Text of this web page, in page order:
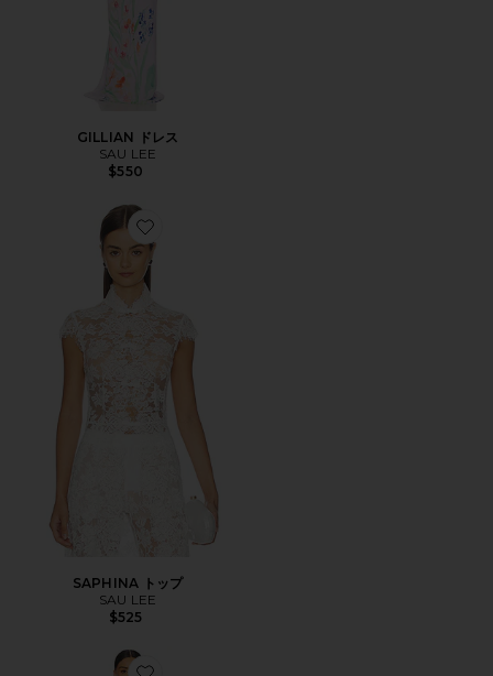
GILLIAN ドレス
SAU LEE
$550
Favorite SAPHINA トップ
SAPHINA トップ
SAU LEE
$525